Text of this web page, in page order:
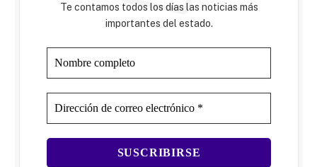
Te contamos todos los días las noticias más
importantes del estado.